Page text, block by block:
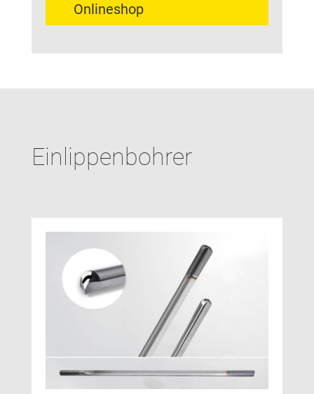
Onlineshop
Einlippenbohrer